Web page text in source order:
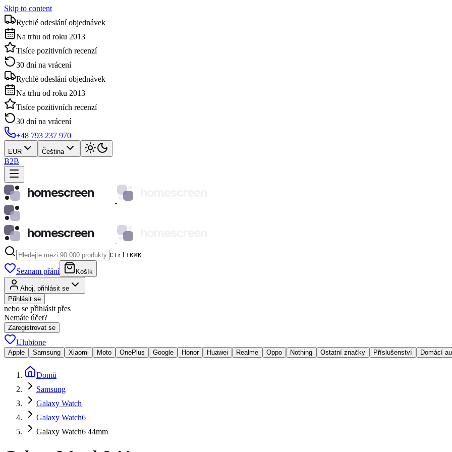
Skip to content
Rychlé odeslání objednávek
Na trhu od roku 2013
Tisíce pozitivních recenzí
30 dní na vrácení
Rychlé odeslání objednávek
Na trhu od roku 2013
Tisíce pozitivních recenzí
30 dní na vrácení
+48 793 237 970
EUR Čeština
B2B
homescreen
homescreen
Ctrl+K⌘K
Seznam přání Košík
Ahoj, přihlásit se
Přihlásit se
nebo se přihlásit přes
Nemáte účet?
Zaregistrovat se
Ulubione
Apple Samsung Xiaomi Moto OnePlus Google Honor Huawei Realme Oppo Nothing Ostatní značky Příslušenství Domácí
Domů
Samsung
Galaxy Watch
Galaxy Watch6
Galaxy Watch6 44mm